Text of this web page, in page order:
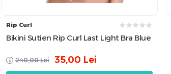
Rip Curl
Bikini Sutien Rip Curl Last Light Bra Blue
240,00 Lei 35,00 Lei